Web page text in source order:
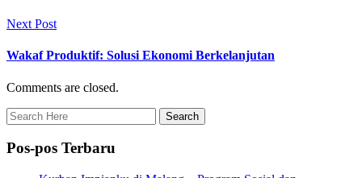
Next Post
Wakaf Produktif: Solusi Ekonomi Berkelanjutan
Comments are closed.
Pos-pos Terbaru